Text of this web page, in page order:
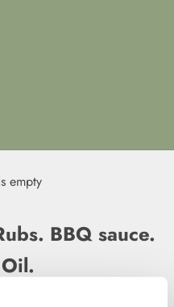
empty
BBQ sauce.